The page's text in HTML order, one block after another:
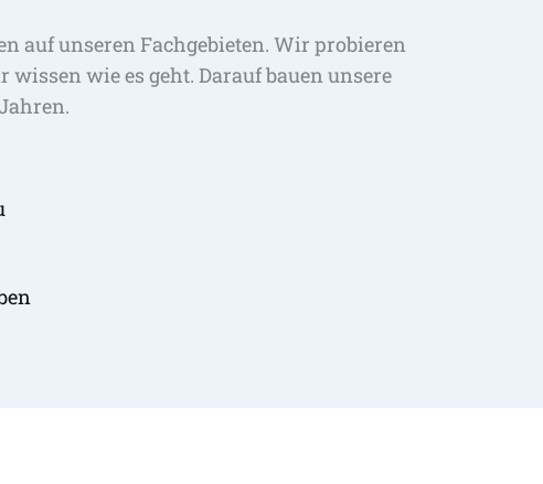
auf unseren Fachgebieten. Wir probieren
wie es geht. Darauf bauen unsere